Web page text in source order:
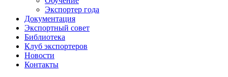
Экспортер года
Документация
Экспортный совет
Библиотека
Клуб экспортеров
Новости
Контакты